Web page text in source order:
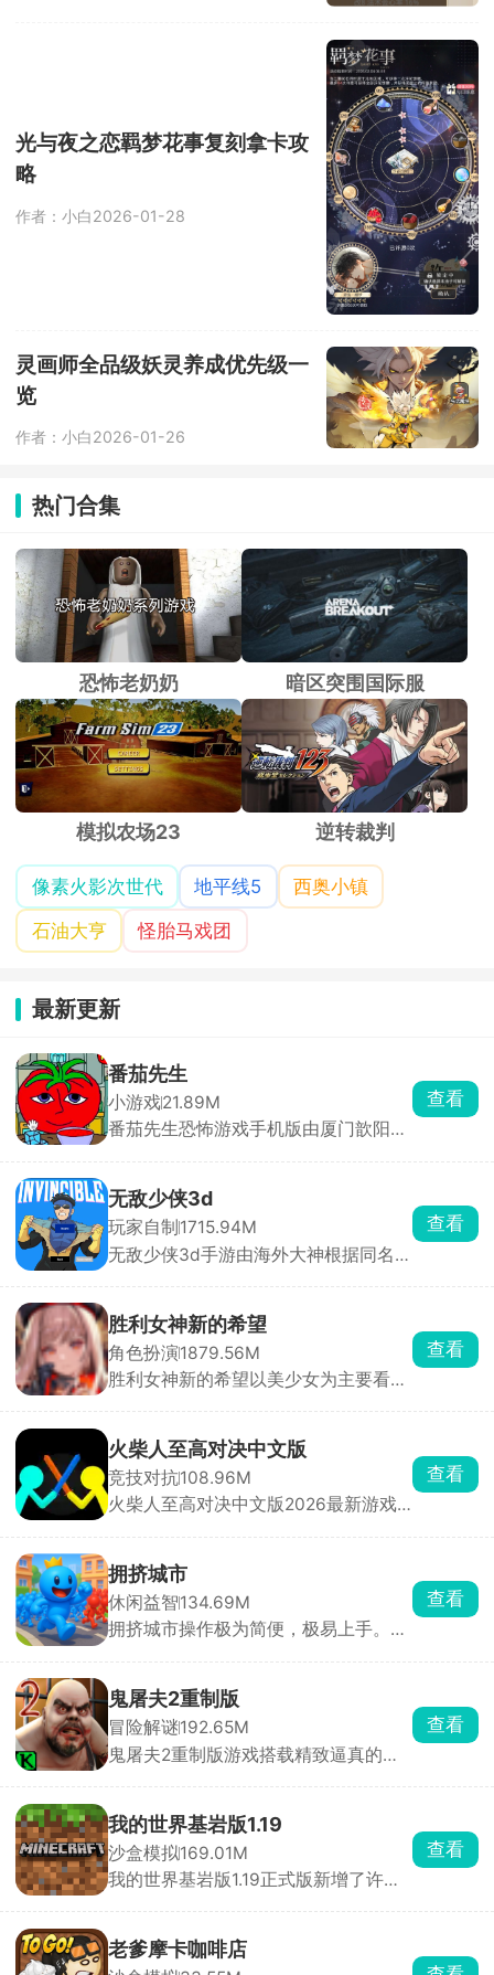
光与夜之恋羁梦花事复刻拿卡攻
略
作者：小白2026-01-28
灵画师全品级妖灵养成优先级一
览
作者：小白2026-01-26
热门合集
恐怖老奶奶 暗区突围国际服
模拟农场23 逆转裁判
像素火影次世代 地平线5
西奥小镇
石油大亨
怪胎马戏团
最新更新
番茄先生
小游戏21.89M
番茄先生恐怖游戏手机版由厦门歆阳网
食物，如若不小心投喂到坏掉的吃食，
番茄先生就会触发黑化系统。总共有三
种黑化形态，每一种都带来不一样的恐
怖氛围，想尽办法提升番茄先生吸心情
查看
无敌少侠3d
玩家自制 1715.94M
无敌少侠3d手游由海外大神根据同名动
不同的地图场景内尽情施展自己的超能
力，挑战各种邪恶的敌人，自由开展战
斗，顺利完成各种不同的格斗任务，解
锁新的技能，不断强化自身。
查看
胜利女神新的希望
角色扮演1879.56M
胜利女神新的希望以美少女为主要看点
搭配五名妮姬技能组合，用其手上的武
器来瞄准怪物身上的高亮处并持续射
击，与侵略者展开激烈对抗。
查看
火柴人至高对决中文版
竞技对抗108.96M
火柴人至高对决中文版2026最新游戏
人为主题打造的战斗冒险类手游，操控
火柴人进入到不同的玩法模式之下开启
各种热血的竞技PK，充分展示对决技
巧，获得胜利即可解锁精美皮肤和武
查看
拥挤城市
休闲益智134.69M
拥挤城市操作极为简便，极易上手。在
意穿梭。游戏规则通俗易懂，当你的小
人群体数量超过其他玩家时，便能将对
方的小人纳入麾下，让自己的队伍愈发
壮大；反之，若己方人数处于劣势，就
第一名的桂冠。别看游戏玩法简单直
白，实则暗藏诸多技巧。何时主动出
击、何时暂避锋芒，都需要玩家精心谋
划。每一次决策都可能影响战局走向，
去探索其中的奥秘。快来加入这场刺激
的挑战，看看你能否凭借智慧与策略，
查看
鬼屠夫2重制版
冒险解谜192.65M
鬼屠夫2重制版游戏搭载精致逼真的全
主角木守，肩负一项危险重重的秘密任
务，必须在昏暗压抑的场景中，时刻保
持警惕，小心翼翼地躲避鬼屠夫的疯狂
追捕与致命袭击，同时在错综复杂的环
查看
我的世界基岩版1.19
沙盒模拟169.01M
我的世界基岩版1.19正式版新增了许多
险，探索不同的场景，搜寻更多的惊喜
和宝藏，探索多样化的地形，应对各种
查看
老爹摩卡咖啡店